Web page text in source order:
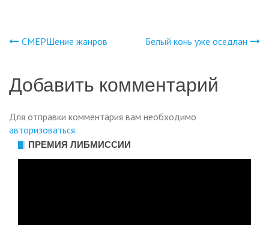
Навигация
по
записям
СМЕРШение жанров Белый конь уже оседлан
Добавить комментарий
Для отправки комментария вам необходимо
авторизоваться.
ПРЕМИЯ ЛИБМИССИИ